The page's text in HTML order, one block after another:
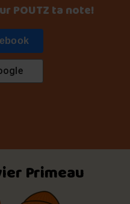
POUTZ ta note!
Primeau